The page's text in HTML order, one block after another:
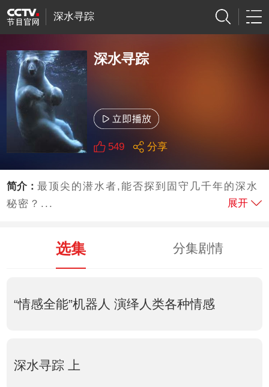
深水寻踪
深水寻踪
549 分享
简介：最顶尖的潜水者,能否探到固守几千年的深水
秘密？...
展开
选集 分集剧情
“情感全能”机器人 演绎人类各种情感
深水寻踪 上